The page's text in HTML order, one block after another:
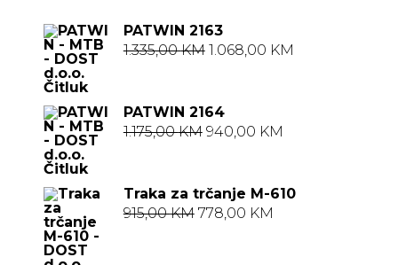
PATWIN 2163
1.335,00KM Izvorna
je:
1.068,00 KM
PATWIN 2164
1.175,00KM Izvorna
je:
940,00 KM
Traka za trčanje M-610
915,00KM Izvorna
778,00 KM